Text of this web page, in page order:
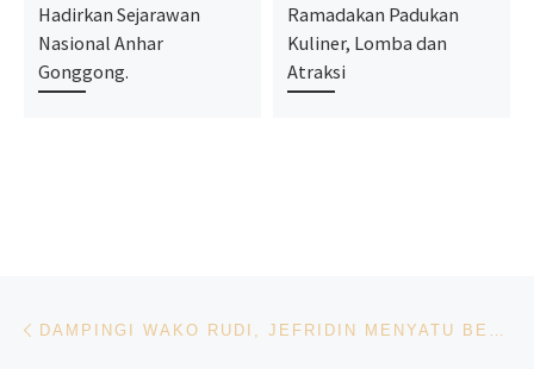
Hadirkan Sejarawan
Nasional Anhar
Gonggong.
Ramadakan Padukan
Kuliner, Lomba dan
Atraksi
Navigasi pos